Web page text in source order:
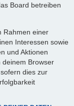
Board betreiben
Rahmen einer
Interessen sowie
und Aktionen
Browser
dies zur